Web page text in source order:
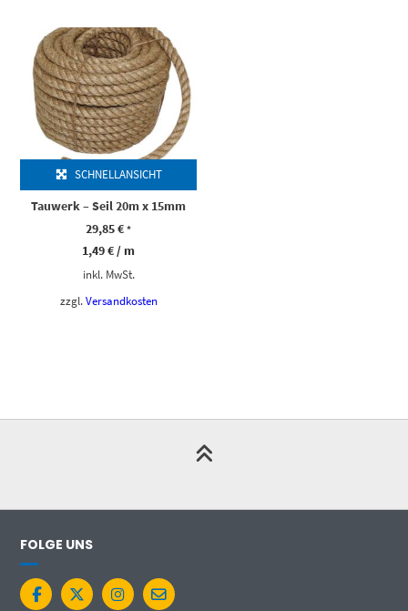
SCHNELLANSICHT
Tauwerk – Seil 20m x 15mm
29,85€ *
1,49€/ m
inkl. MwSt.
zzgl. Versandkosten
FOLGE UNS